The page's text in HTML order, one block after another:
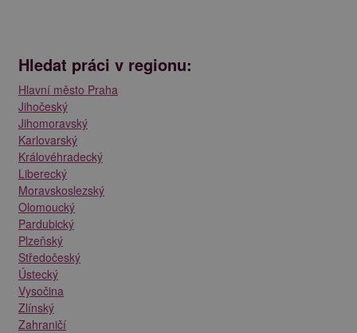
Hledat práci v regionu:
Hlavní město Praha
Jihočeský
Jihomoravský
Karlovarský
Královéhradecký
Liberecký
Moravskoslezský
Olomoucký
Pardubický
Plzeňský
Středočeský
Ústecký
Vysočina
Zlínský
Zahraničí